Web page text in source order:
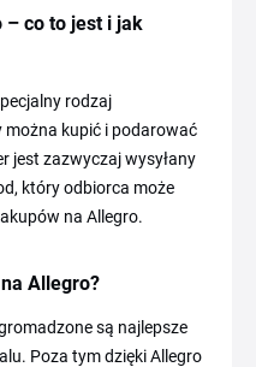
– co to jest i jak
rodzaj
można kupić i podarować
jest zazwyczaj wysyłany
który odbiorca może
na Allegro.
Allegro?
są najlepsze
Poza tym dzięki Allegro